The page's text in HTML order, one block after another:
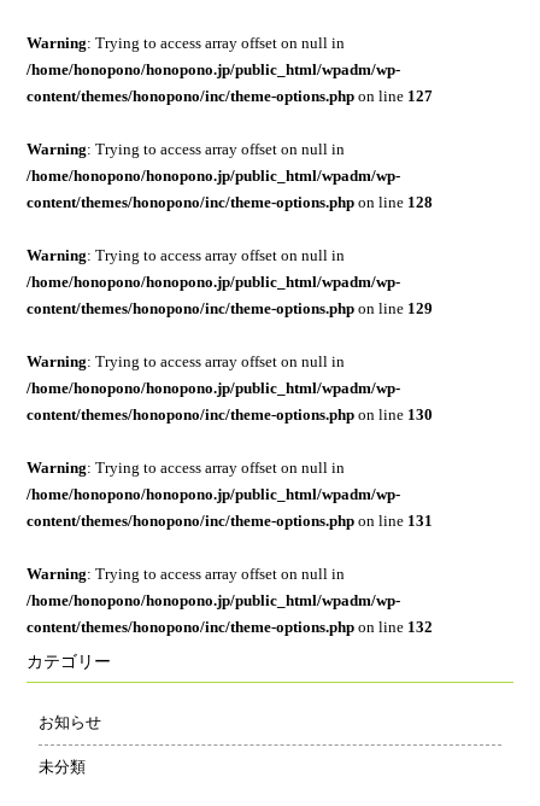
Warning: Trying to access array offset on null in
/home/honopono/honopono.jp/public_html/wpadm/wp-
content/themes/honopono/inc/theme-options.phpon line 127
Warning: Trying to access array offset on null in
/home/honopono/honopono.jp/public_html/wpadm/wp-
content/themes/honopono/inc/theme-options.phpon line 128
Warning: Trying to access array offset on null in
/home/honopono/honopono.jp/public_html/wpadm/wp-
content/themes/honopono/inc/theme-options.phpon line 129
Warning: Trying to access array offset on null in
/home/honopono/honopono.jp/public_html/wpadm/wp-
content/themes/honopono/inc/theme-options.phpon line 130
Warning: Trying to access array offset on null in
/home/honopono/honopono.jp/public_html/wpadm/wp-
content/themes/honopono/inc/theme-options.phpon line 131
Warning: Trying to access array offset on null in
/home/honopono/honopono.jp/public_html/wpadm/wp-
content/themes/honopono/inc/theme-options.phpon line 132
カテゴリー
お知らせ
未分類